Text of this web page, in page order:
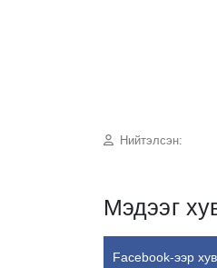
Нийтэлсэн:
Мэдээг
Facebook-ээр